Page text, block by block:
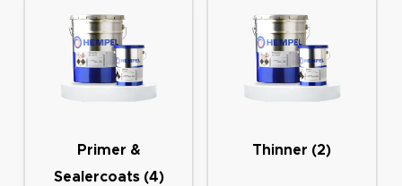
Primer &
Sealercoats (4)
Thinner (2)